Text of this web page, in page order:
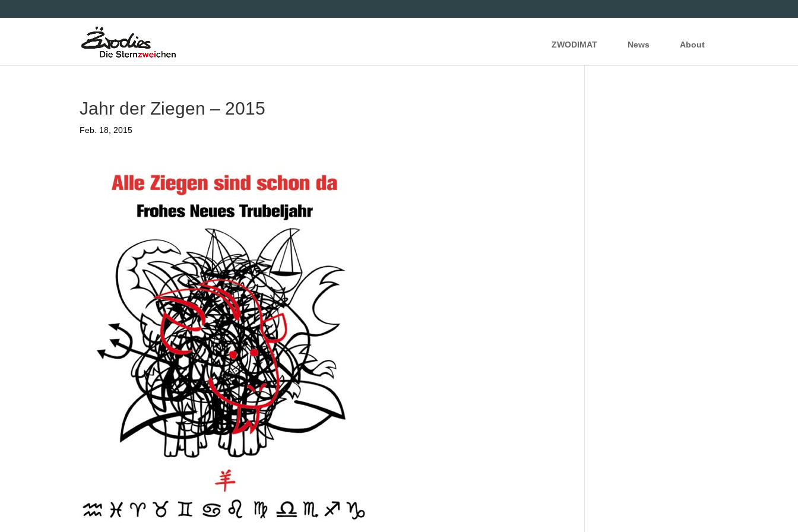
ZWODIMAT News About
Jahr der Ziegen – 2015
Feb. 18, 2015